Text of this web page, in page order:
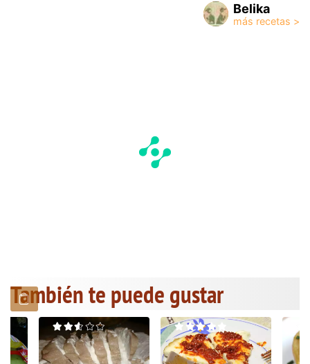
Belika
También te puede gustar